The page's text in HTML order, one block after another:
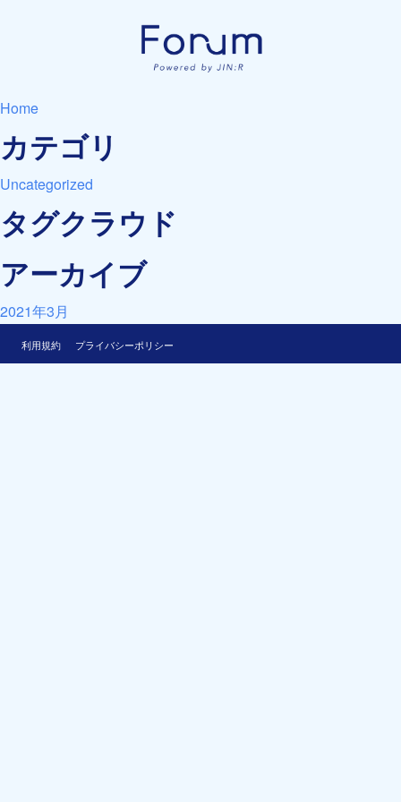
Home
カテゴリ
Uncategorized
タグクラウド
アーカイブ
2021年3月
利用規約 プライバシーポリシー